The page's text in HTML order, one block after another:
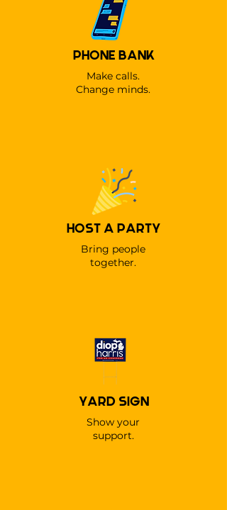
PHONE BANK
Make calls.
Change minds.
HOST A PARTY
Bring people
together.
YARD SIGN
Show your
support.